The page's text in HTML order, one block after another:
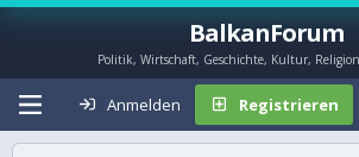
BalkanForum
Politik, Wirtschaft, Geschichte, Kultur,
Anmelden Registrieren